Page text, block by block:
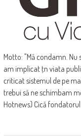
Motto: "Mă condamn.
am implicat ţn viata
criticat sistemul de pe
trebui să ne schimbam
Hotnews) Cică